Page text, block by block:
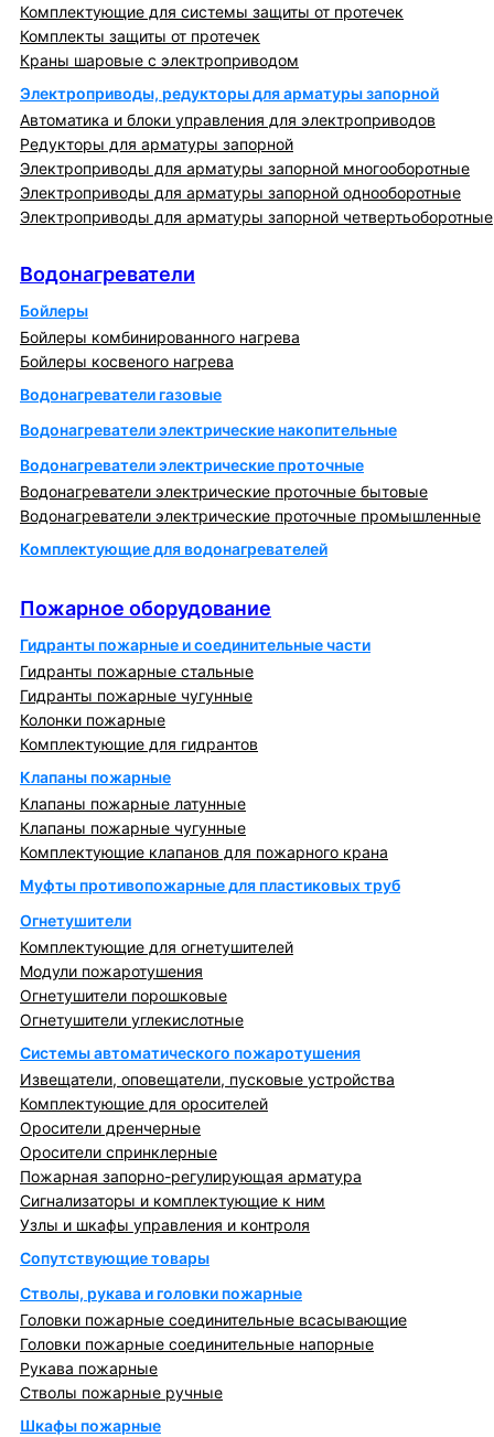
Комплектующие для системы защиты от протечек
Комплекты защиты от протечек
Краны шаровые с электроприводом
Электроприводы, редукторы для арматуры запорной
Автоматика и блоки управления для электроприводов
Редукторы для арматуры запорной
Электроприводы для арматуры запорной многооборотные
Электроприводы для арматуры запорной однооборотные
Электроприводы для арматуры запорной четвертьоборотные
Водонагреватели
Бойлеры
Бойлеры комбинированного нагрева
Бойлеры косвеного нагрева
Водонагреватели газовые
Водонагреватели электрические накопительные
Водонагреватели электрические проточные
Водонагреватели электрические проточные бытовые
Водонагреватели электрические проточные промышленные
Комплектующие для водонагревателей
Пожарное оборудование
Гидранты пожарные и соединительные части
Гидранты пожарные стальные
Гидранты пожарные чугунные
Колонки пожарные
Комплектующие для гидрантов
Клапаны пожарные
Клапаны пожарные латунные
Клапаны пожарные чугунные
Комплектующие клапанов для пожарного крана
Муфты противопожарные для пластиковых труб
Огнетушители
Комплектующие для огнетушителей
Модули пожаротушения
Огнетушители порошковые
Огнетушители углекислотные
Системы автоматического пожаротушения
Извещатели, оповещатели, пусковые устройства
Комплектующие для оросителей
Оросители дренчерные
Оросители спринклерные
Пожарная запорно-регулирующая арматура
Сигнализаторы и комплектующие к ним
Узлы и шкафы управления и контроля
Сопутствующие товары
Стволы, рукава и головки пожарные
Головки пожарные соединительные всасывающие
Головки пожарные соединительные напорные
Рукава пожарные
Стволы пожарные ручные
Шкафы пожарные